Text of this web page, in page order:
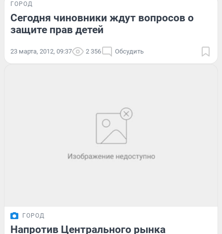
ГОРОД
Сегодня чиновники ждут вопросов о
защите прав детей
23 марта, 2012, 09:37 2 356 Обсудить
ГОРОД
Напротив Центрального рынка